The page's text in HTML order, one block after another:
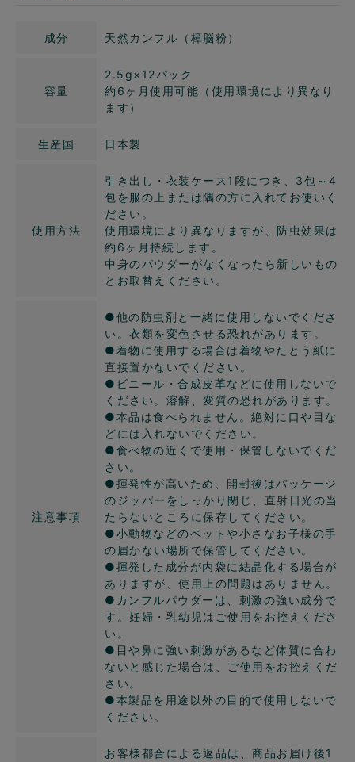
成分 天然カンフル（樟脳粉）
容量
2.5g×12パック
約6ヶ月使用可能（使用環境により異なり
ます）
生産国 日本製
使用方法
引き出し・衣装ケース1段につき、3包～4
包を服の上または隅の方に入れてお使いく
ださい。
使用環境により異なりますが、防虫効果は
約6ヶ月持続します。
中身のパウダーがなくなったら新しいもの
とお取替えください。
注意事項
●他の防虫剤と一緒に使用しないでくださ
い。衣類を変色させる恐れがあります。
●着物に使用する場合は着物やたとう紙に
直接置かないでください。
●ビニール・合成皮革などに使用しないで
ください。溶解、変質の恐れがあります。
●本品は食べられません。絶対に口や目な
どには入れないでください。
●食べ物の近くで使用・保管しないでくだ
さい。
●揮発性が高いため、開封後はパッケージ
のジッパーをしっかり閉じ、直射日光の当
たらないところに保存してください。
●小動物などのペットや小さなお子様の手
の届かない場所で保管してください。
●揮発した成分が内袋に結晶化する場合が
ありますが、使用上の問題はありません。
●カンフルパウダーは、刺激の強い成分で
す。妊婦・乳幼児はご使用をお控えくださ
い。
●目や鼻に強い刺激があるなど体質に合わ
ないと感じた場合は、ご使用をお控えくだ
さい。
●本製品を用途以外の目的で使用しないで
ください。
お客様都合による返品は、商品お届け後1